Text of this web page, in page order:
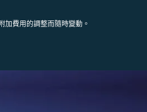
費用的調整而隨時變動。